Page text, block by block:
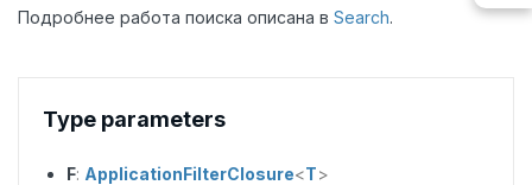
Подробнее работа поиска описана в Search.
Type parameters
F: ApplicationFilterClosure<T>